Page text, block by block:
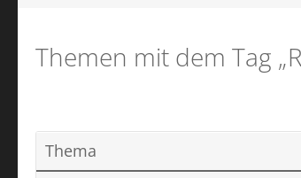
Themen mit dem Tag
Thema